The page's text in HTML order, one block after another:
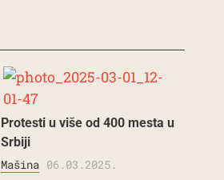
Protesti u više od 400 mesta u
Srbiji
Mašina 06.03.2025.